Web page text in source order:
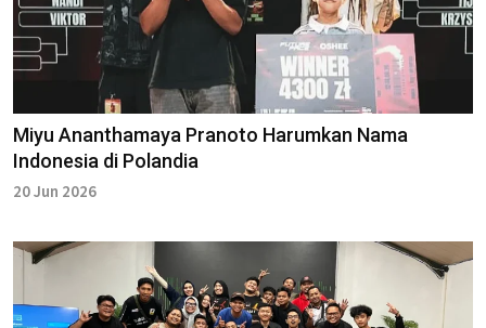
Miyu Ananthamaya Pranoto Harumkan Nama
Indonesia di Polandia
20 Jun 2026